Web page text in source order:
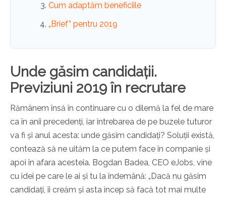
Cum adaptăm beneficiile
„Brief” pentru 2019
Unde găsim candidații.
Previziuni 2019 în recrutare
Rămânem însă în continuare cu o dilemă la fel de mare
ca în anii precedenți, iar întrebarea de pe buzele tuturor
va fi și anul acesta: unde găsim candidați? Soluții există,
contează să ne uităm la ce putem face în companie și
apoi în afara acesteia. Bogdan Badea, CEO eJobs, vine
cu idei pe care le ai și tu la îndemână: „Dacă nu găsim
candidați, îi creăm și asta încep să facă tot mai multe